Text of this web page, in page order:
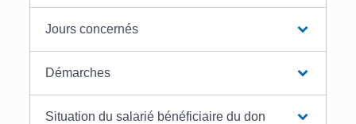
Jours concernés
Démarches
Situation du salarié bénéficiaire du don